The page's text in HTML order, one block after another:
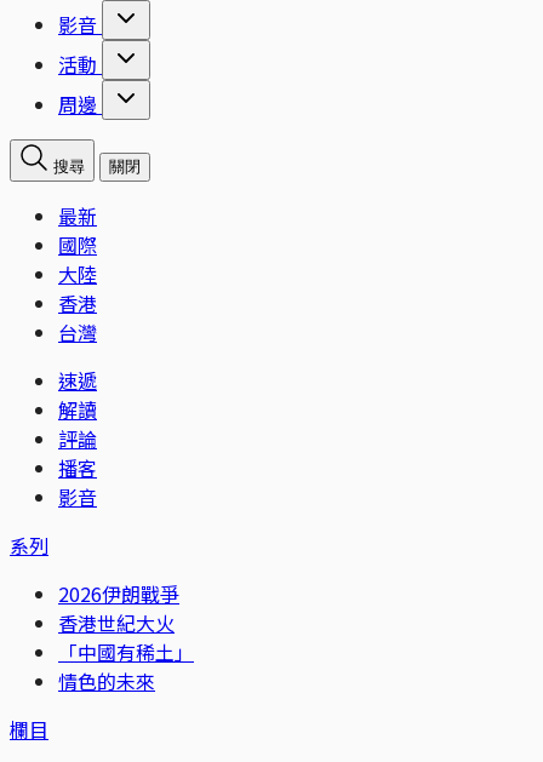
影音
活動
周邊
搜尋 關閉
最新
國際
大陸
香港
台灣
速遞
解讀
評論
播客
影音
系列
2026伊朗戰爭
香港世紀大火
「中國有稀土」
情色的未來
欄目